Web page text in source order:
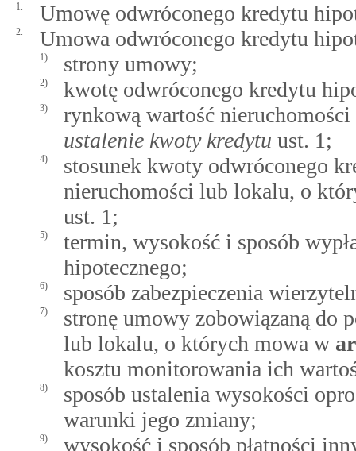
1. Umowę odwróconego kredytu
2. Umowa odwróconego kredytu
1) strony umowy;
2) kwotę odwróconego kredytu
3)
rynkową wartość
ustalenie kwoty kredytu ust. 1;
4)
stosunek kwoty odwróconego
nieruchomości lub lokalu, o
ust. 1;
5)
termin, wysokość i sposób
hipotecznego;
6) sposób zabezpieczenia
7)
stronę umowy zobowiązaną do
lub lokalu, o których mowa w
kosztu monitorowania ich
8)
sposób ustalenia wysokości
warunki jego zmiany;
9)
wysokość i sposób płatności